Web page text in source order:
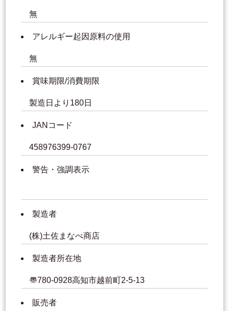
無
アレルギー起因原料の使用
無
賞味期限/消費期限
製造日より180日
JANコード
458976399-0767
警告・強調表示
製造者
(株)土佐まなべ商店
製造者所在地
〠780-0928高知市越前町2-5-13
販売者